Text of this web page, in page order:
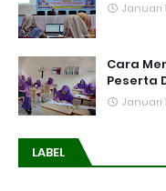
Januari
Cara
Peserta
Januari
LABEL